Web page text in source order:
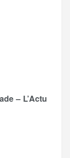
– L’Actu